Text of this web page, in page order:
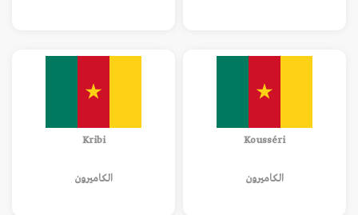
Kousséri
الكاميرون
Kribi
الكاميرون